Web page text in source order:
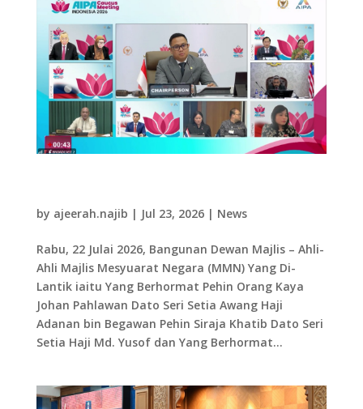
by ajeerah.najib | Jul 23, 2026| News
Rabu, 22 Julai 2026, Bangunan Dewan Majlis – Ahli-
Ahli Majlis Mesyuarat Negara (MMN) Yang Di-
Lantik iaitu Yang Berhormat Pehin Orang Kaya
Johan Pahlawan Dato Seri Setia Awang Haji
Adanan bin Begawan Pehin Siraja Khatib Dato Seri
Setia Haji Md. Yusof dan Yang Berhormat...